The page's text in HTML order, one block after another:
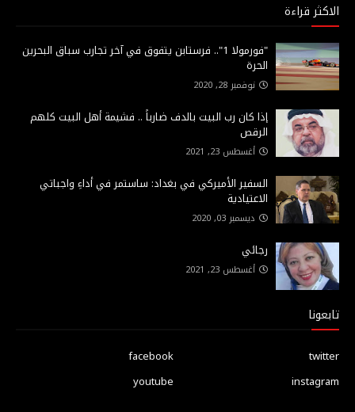
الاكثر قراءة
"فورمولا 1".. فرستابن يتفوق في آخر تجارب سباق البحرين
الحرة
نوفمبر 28, 2020
إذا كان رب البيت بالدف ضارباً .. فشيمة أهل البيت كلهم
الرقص
أغسطس 23, 2021
السفير الأميركي في بغداد: ساستمر في أداءِ واجباتي
الاعتيادية
ديسمبر 03, 2020
رجائي
أغسطس 23, 2021
تابعونا
facebook
twitter
youtube
instagram